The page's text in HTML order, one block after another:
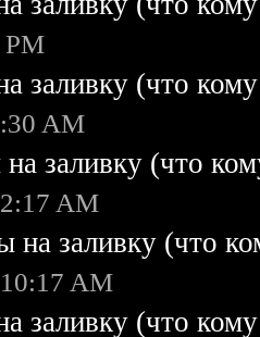
PM
заливку (что
AM
заливку (что
AM
на заливку (что
AM
заливку (что